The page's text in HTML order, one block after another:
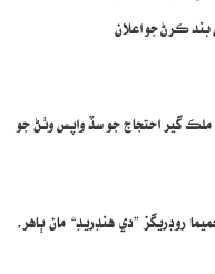
جو 9 آگسٽ تي ملڪ گير احتجاج جو سڏ واپس وٺڻ جو
روڊريگز ”دي هنڊريڊ“ مان ٻاهر،